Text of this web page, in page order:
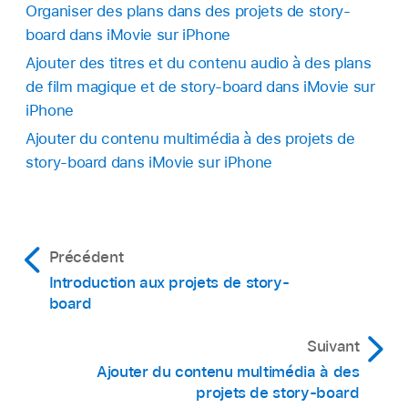
Organiser des plans dans des projets de story-
board dans iMovie sur iPhone
Ajouter des titres et du contenu audio à des plans
de film magique et de story-board dans iMovie sur
iPhone
Ajouter du contenu multimédia à des projets de
story-board dans iMovie sur iPhone
Précédent
Introduction aux projets de story-
board
Suivant
Ajouter du contenu multimédia à des
projets de story-board